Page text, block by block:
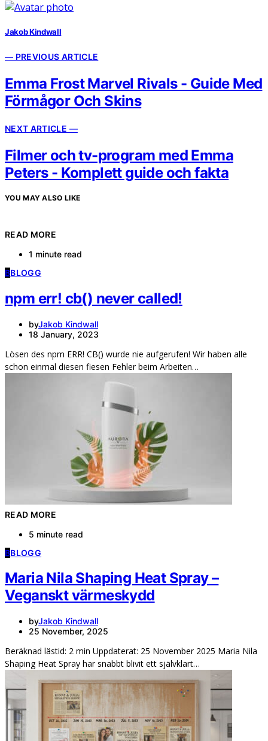
Jakob Kindwall
— PREVIOUS ARTICLE
Emma Frost Marvel Rivals - Guide Med
Förmågor Och Skins
NEXT ARTICLE —
Filmer och tv-program med Emma
Peters - Komplett guide och fakta
YOU MAY ALSO LIKE
READ MORE
1 minute read
BBLOGG
npm err! cb() never called!
byJakob Kindwall
18 January, 2023
Lösen des npm ERR! CB() wurde nie aufgerufen! Wir haben alle
schon einmal diesen fiesen Fehler beim Arbeiten…
READ MORE
5 minute read
BBLOGG
Maria Nila Shaping Heat Spray –
Veganskt värmeskydd
byJakob Kindwall
25 November, 2025
Beräknad lästid: 2 min Uppdaterat: 25 November 2025 Maria Nila
Shaping Heat Spray har snabbt blivit ett självklart…